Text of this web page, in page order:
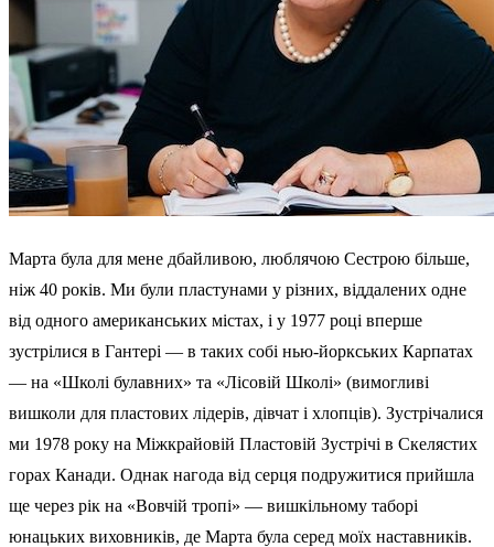
Марта була для мене дбайливою, люблячою Сестрою більше,
ніж 40 років. Ми були пластунами у різних, віддалених одне
від одного американських містах, і у 1977 році вперше
зустрілися в Гантері — в таких собі нью-йоркських Карпатах
— на «Школі булавних» та «Лісовій Школі» (вимогливі
вишколи для пластових лідерів, дівчат і хлопців). Зустрічалися
ми 1978 року на Міжкрайовій Пластовій Зустрічі в Скелястих
горах Канади. Однак нагода від серця подружитися прийшла
ще через рік на «Вовчій тропі» — вишкільному таборі
юнацьких виховників, де Марта була серед моїх наставників.